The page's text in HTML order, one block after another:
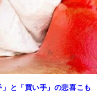
と「買い手」の悲喜こも